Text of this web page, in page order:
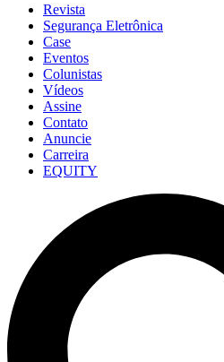
Revista
Segurança Eletrônica
Case
Eventos
Colunistas
Vídeos
Assine
Contato
Anuncie
Carreira
EQUITY